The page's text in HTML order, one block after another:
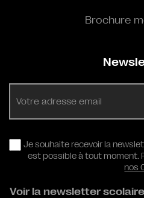
Brochure
Je souhaite recevoir la
est possible à tout moment.
nos
Voir la newsletter scolaire